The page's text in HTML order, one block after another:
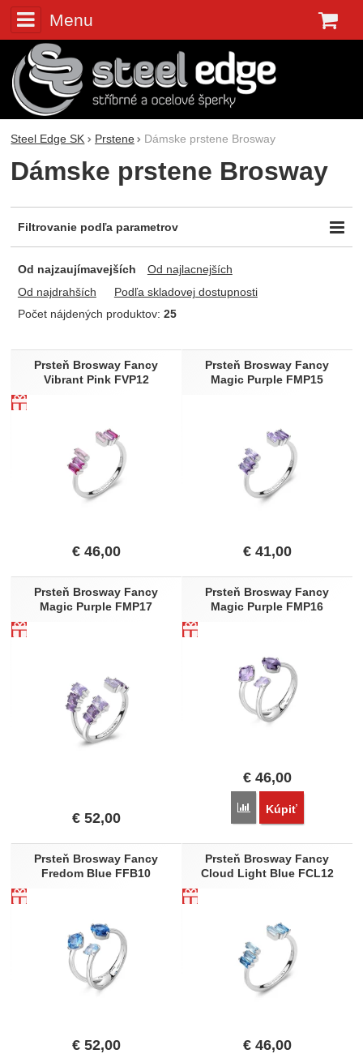
Menu
Steel Edge SK Prstene Dámske prstene Brosway
Dámske prstene Brosway
Filtrovanie podľa parametrov
-
Farba
Biela
Červená
Čierna
Ružová
Modrá
Dostupnosť
Skladem
Od najzaujímavejších
Od najlacnejších
Od najdrahších
Podľa skladovej dostupnosti
Počet nájdených produktov: 25
Produkty
Prsteň Brosway Fancy
Vibrant Pink FVP12
€ 46,00
Prsteň Brosway Fancy
Magic Purple FMP15
€41,00
Prsteň Brosway Fancy
Magic Purple FMP17
€ 52,00
Prsteň Brosway Fancy
Magic Purple FMP16
€46,00
Porovnať
Kúpiť
Prsteň Brosway Fancy
Fredom Blue FFB10
€ 52,00
Prsteň Brosway Fancy
Cloud Light Blue FCL12
€46,00